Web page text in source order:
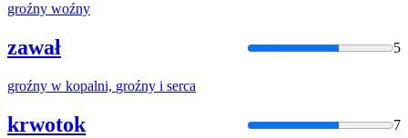
groźny woźny
zawał 5
groźny w kopalni, groźny i serca
krwotok 7